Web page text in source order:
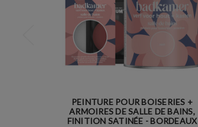
PEINTURE POUR BOISERIES +
ARMOIRES DE SALLE DE BAINS,
FINITION SATINÉE - BORDEAUX